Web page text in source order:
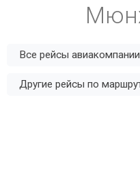
Все рейсы авиакомпании
Другие рейсы по